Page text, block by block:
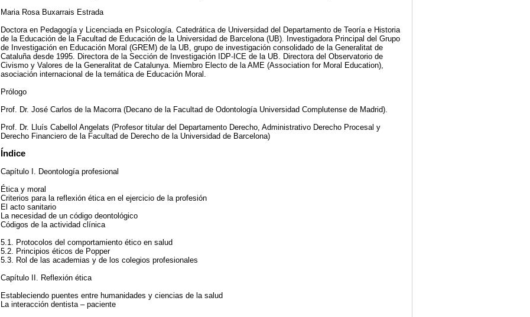
Maria Rosa Buxarrais Estrada
Doctora en Pedagogía y Licenciada en Psicología. Catedrática de Universidad del Departamento de Teoría e Historia
de la Educación de la Facultad de Educación de la Universidad de Barcelona (UB). Investigadora Principal del Grupo
de Investigación en Educación Moral (GREM) de la UB, grupo de investigación consolidado de la Generalitat de
Cataluña desde 1995. Directora de la Sección de Investigación IDP-ICE de la UB. Directora del Observatorio de
Civismo y Valores de la Generalitat de Catalunya. Miembro Electo de la AME (Association for Moral Education),
asociación internacional de la temática de Educación Moral.
Prólogo
Prof. Dr. José Carlos de la Macorra (Decano de la Facultad de Odontología Universidad Complutense de Madrid).
Prof. Dr. Lluís Cabellol Angelats (Profesor titular del Departamento Derecho, Administrativo Derecho Procesal y
Derecho Financiero de la Facultad de Derecho de la Universidad de Barcelona)
Índice
Capítulo I. Deontología profesional
Ética y moral
Criterios para la reflexión ética en el ejercicio de la profesión
El acto sanitario
La necesidad de un código deontológico
Códigos de la actividad clínica
5.1. Protocolos del comportamiento ético en salud
5.2. Principios éticos de Popper
5.3. Rol de las academias y de los colegios profesionales
Capítulo II. Reflexión ética
Estableciendo puentes entre humanidades y ciencias de la salud
La interacción dentista – paciente